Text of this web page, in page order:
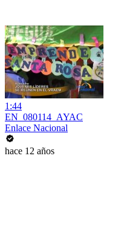
1:44
EN_080114_AYAC
Enlace Nacional
hace 12 años